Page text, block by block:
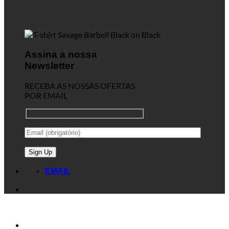
Assina a nossa
Newsletter
RECEBA AS NOSSAS OFERTAS
POR EMAIL
EMAIL